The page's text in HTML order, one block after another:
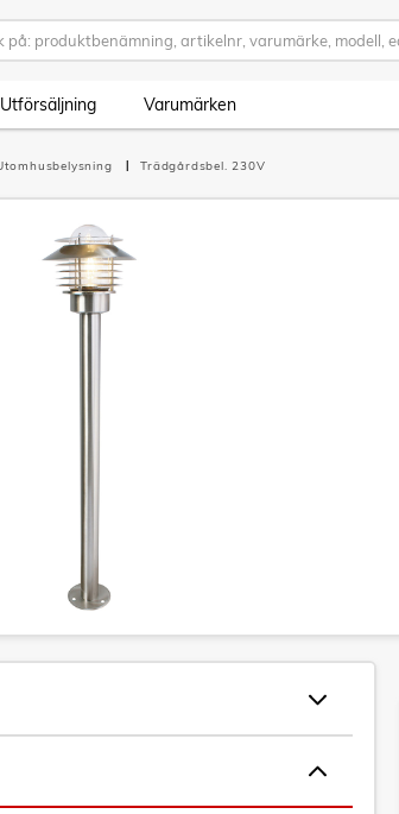
Utförsäljning Varumärken
Trädgårdsbel. 230V